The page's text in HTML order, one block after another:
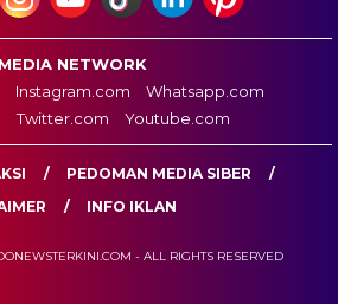
MEDIA NETWORK
Instagram.com
Whatsapp.com
Twitter.com Youtube.com
PEDOMAN MEDIA SIBER
INFO IKLAN
- ALL RIGHTS RESERVED